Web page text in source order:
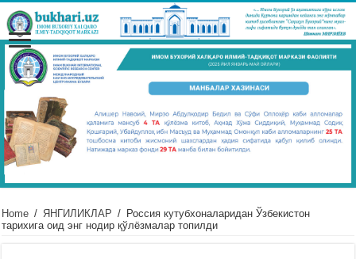
Home / ЯНГИЛИКЛАР / Россия кутубхоналаридан Ўзбекистон
тарихига оид энг нодир қўлёзмалар топилди